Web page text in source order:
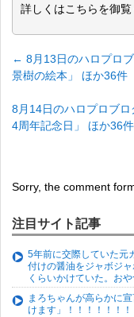
詳しくはこちらを御
← 8月13日のハロプロ
景樹の絵本」 ほか36件
8月14日のハロプロブ
4周年記念日」 ほか36件
Sorry, the comment
注目サイト記事
5年前に交際していた元
付けの醤油をジャボジ
くらいかけていた。お
まろちゃんが高らかに
けます」！！！！！！！